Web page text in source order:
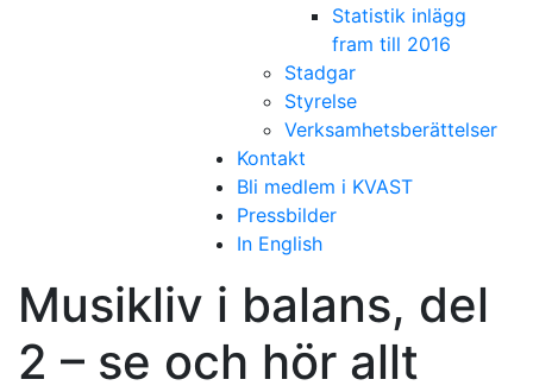
Statistik inlägg
fram till 2016
Stadgar
Styrelse
Verksamhetsberättelser
Kontakt
Bli medlem i KVAST
Pressbilder
In English
Musikliv i balans, del
2 – se och hör allt